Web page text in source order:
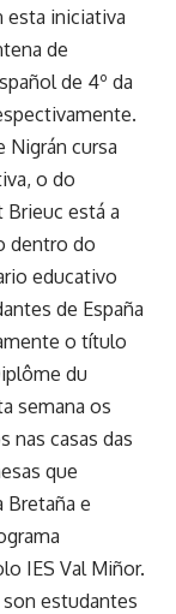
esta iniciativa
de
de 4º da
Nigrán cursa
o do
está a
dentro do
educativo
de España
o título
du
semana os
nas casas das
que
Bretaña e
IES Val Miñor.
estudantes